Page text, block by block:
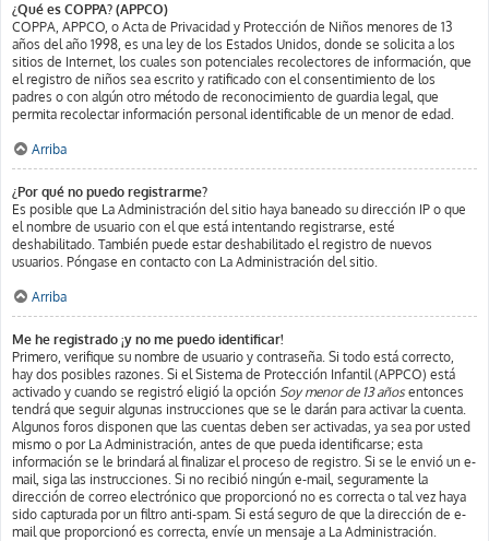
¿Qué es COPPA? (APPCO)
COPPA, APPCO, o Acta de Privacidad y Protección de Niños menores de 13
años del año 1998, es una ley de los Estados Unidos, donde se solicita a los
sitios de Internet, los cuales son potenciales recolectores de información, que
el registro de niños sea escrito y ratificado con el consentimiento de los
padres o con algún otro método de reconocimiento de guardia legal, que
permita recolectar información personal identificable de un menor de edad.
Arriba
¿Por qué no puedo registrarme?
Es posible que La Administración del sitio haya baneado su dirección IP o que
el nombre de usuario con el que está intentando registrarse, esté
deshabilitado. También puede estar deshabilitado el registro de nuevos
usuarios. Póngase en contacto con La Administración del sitio.
Arriba
Me he registrado ¡y no me puedo identificar!
Primero, verifique su nombre de usuario y contraseña. Si todo está correcto,
hay dos posibles razones. Si el Sistema de Protección Infantil (APPCO) está
activado y cuando se registró eligió la opción Soy menor de 13 años entonces
tendrá que seguir algunas instrucciones que se le darán para activar la cuenta.
Algunos foros disponen que las cuentas deben ser activadas, ya sea por usted
mismo o por La Administración, antes de que pueda identificarse; esta
información se le brindará al finalizar el proceso de registro. Si se le envió un e-
mail, siga las instrucciones. Si no recibió ningún e-mail, seguramente la
dirección de correo electrónico que proporcionó no es correcta o tal vez haya
sido capturada por un filtro anti-spam. Si está seguro de que la dirección de e-
mail que proporcionó es correcta, envíe un mensaje a La Administración.